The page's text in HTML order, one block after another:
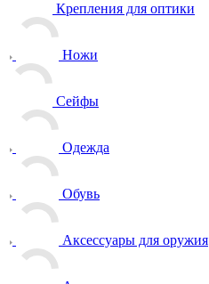
Крепления для оптики
Ножи
Сейфы
Одежда
Обувь
Аксессуары для оружия